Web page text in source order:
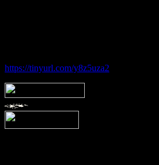
https://tinyurl.com/y8z5uza2